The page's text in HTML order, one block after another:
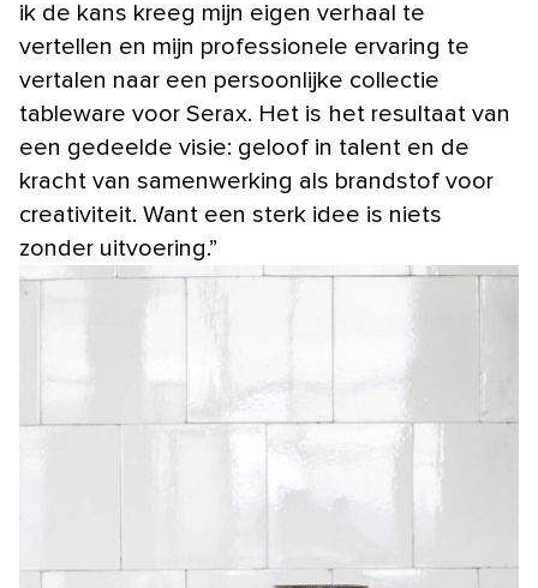
ik de kans kreeg mijn eigen verhaal te
vertellen en mijn professionele ervaring te
vertalen naar een persoonlijke collectie
tableware voor Serax. Het is het resultaat van
een gedeelde visie: geloof in talent en de
kracht van samenwerking als brandstof voor
creativiteit. Want een sterk idee is niets
zonder uitvoering.”